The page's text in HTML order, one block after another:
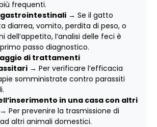
frequenti.
→ Se il gatto
diarrea, vomito, perdita di peso, o
dell’appetito, l’analisi delle feci è
passo diagnostico.
di trattamenti
→ Per verificare l’efficacia
somministrate contro parassiti
in una casa con altri
→ Per prevenire la trasmissione di
altri animali domestici.